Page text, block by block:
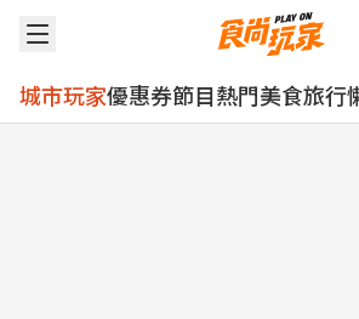
城市玩家優惠券節目熱門美食旅行